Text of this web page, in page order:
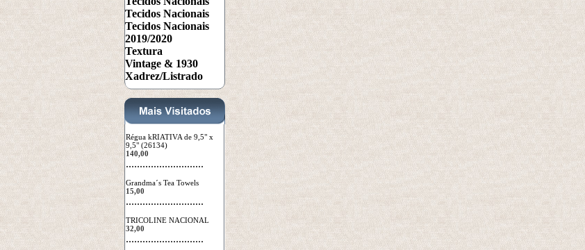
Tecidos Nacionais
Tecidos Nacionais
2019/2020
Textura
Vintage & 1930
Xadrez/Listrado
Régua kRIATIVA de 9,5" x
9,5" (26134)
140,00
............................
Grandma´s Tea Towels
15,00
............................
TRICOLINE NACIONAL
32,00
............................